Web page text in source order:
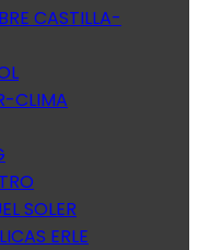
CASTILLA-
CLIMA
SOLER
ERLE